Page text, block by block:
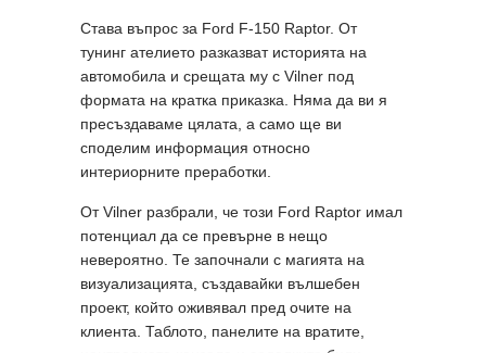
Става въпрос за Ford F-150 Raptor. От
тунинг ателието разказват историята на
автомобила и срещата му с Vilner под
формата на кратка приказка. Няма да ви я
пресъздаваме цялата, а само ще ви
споделим информация относно
интериорните преработки.
От Vilner разбрали, че този Ford Raptor имал
потенциал да се превърне в нещо
невероятно. Те започнали с магията на
визуализацията, създавайки вълшебен
проект, който оживявал пред очите на
клиента. Таблото, панелите на вратите,